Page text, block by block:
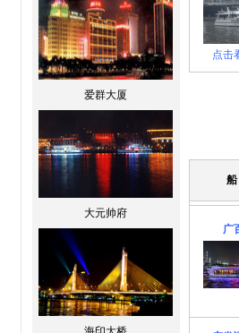
爱群大厦
大元帅府
点击
船
广